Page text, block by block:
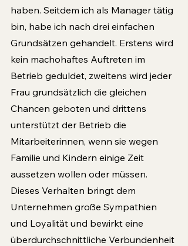
haben. Seitdem ich als Manager tätig
bin, habe ich nach drei einfachen
Grundsätzen gehandelt. Erstens wird
kein machohaftes Auftreten im
Betrieb geduldet, zweitens wird jeder
Frau grundsätzlich die gleichen
Chancen geboten und drittens
unterstützt der Betrieb die
Mitarbeiterinnen, wenn sie wegen
Familie und Kindern einige Zeit
aussetzen wollen oder müssen.
Dieses Verhalten bringt dem
Unternehmen große Sympathien
und Loyalität und bewirkt eine
überdurchschnittliche Verbundenheit